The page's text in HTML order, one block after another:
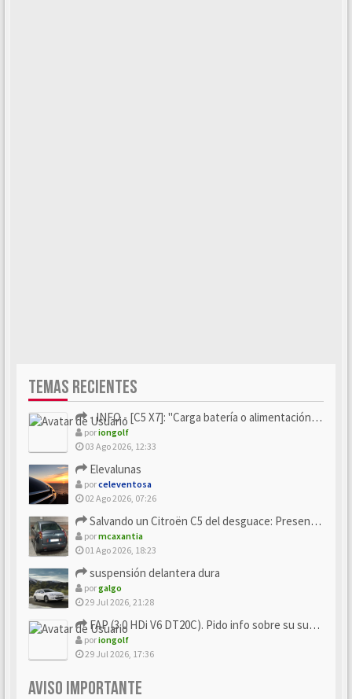
TEMAS RECIENTES
- INFO - [C5 X7]: "Carga batería o alimentación eléctri...
poriongolf
03 Ago 2026, 12:33
Elevalunas
porceleventosa
02 Ago 2026, 07:26
Salvando un Citroën C5 del desguace: Presentación y seguimiento
pormcaxantia
01 Ago 2026, 18:23
suspensión delantera dura
porgalgo
29 Jul 2026, 21:28
FAP (3.0 HDi V6 DT20C). Pido info sobre su sustitución
poriongolf
29 Jul 2026, 17:36
AVISO IMPORTANTE